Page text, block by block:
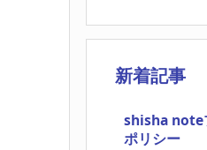
新着記事
shisha note
ポリシー